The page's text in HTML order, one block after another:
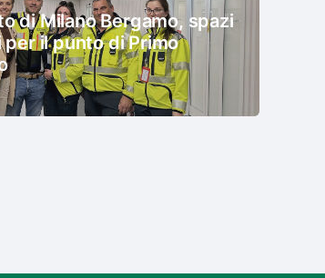
di Milano Bergamo, spazi
il punto di Primo